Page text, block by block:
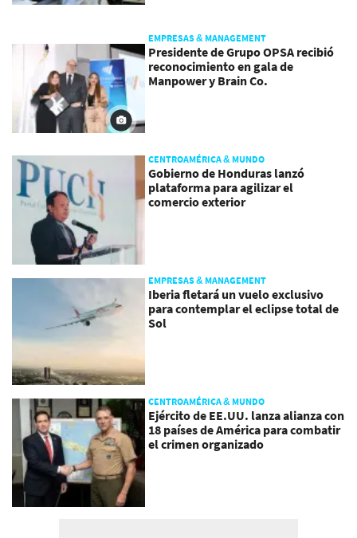
EMPRESAS & MANAGEMENT
Presidente de Grupo OPSA recibió
reconocimiento en gala de
Manpower y Brain Co.
CENTROAMÉRICA & MUNDO
Gobierno de Honduras lanzó
plataforma para agilizar el
comercio exterior
EMPRESAS & MANAGEMENT
Iberia fletará un vuelo exclusivo
para contemplar el eclipse total de
Sol
CENTROAMÉRICA & MUNDO
Ejército de EE.UU. lanza alianza con
18 países de América para combatir
el crimen organizado